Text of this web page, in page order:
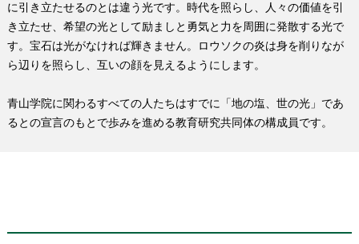
に引き立たせるのとは違う光です。時代を照らし、人々の価値を引
き立たせ、希望の光として励ましと勇気と力を周囲に発散する光で
す。宝石は光がなければ輝きません。ロウソクの炎は身を削りなが
ら辺りを照らし、互いの顔を見えるようにします。
青山学院に関わるすべての人たちはすでに「地の塩、世の光」であ
るとの宣言のもとで歩みを進める教育研究共同体の構成員です。